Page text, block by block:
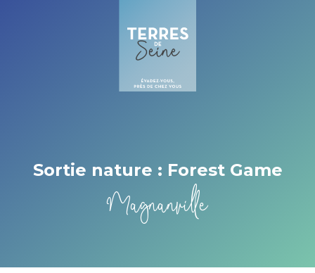
Sortie nature : Forest Game
Magnanville